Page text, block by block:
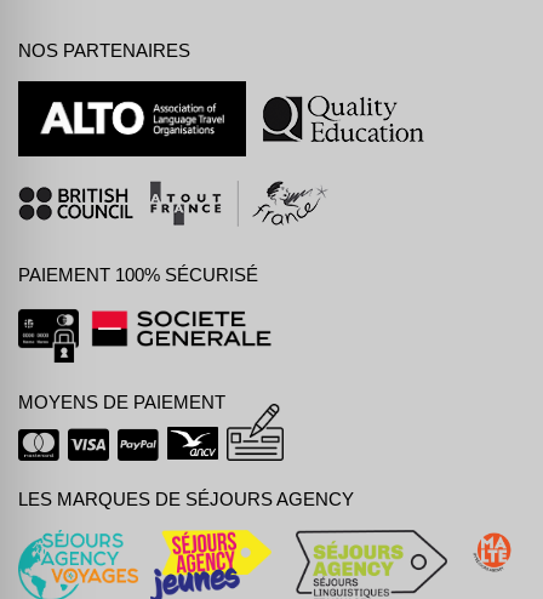
NOS PARTENAIRES
PAIEMENT 100% SÉCURISÉ
MOYENS DE PAIEMENT
LES MARQUES DE SÉJOURS AGENCY